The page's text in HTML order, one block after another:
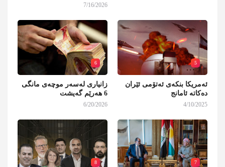
7/16/2026
5
ئەمریکا بنکەی ئەتۆمی ئێران
دەکاتە ئامانج
4/10/2025
6
زانیاری لەسەر موچەی مانگی
6 هەرێم گەیشت
6/20/2026
7
8